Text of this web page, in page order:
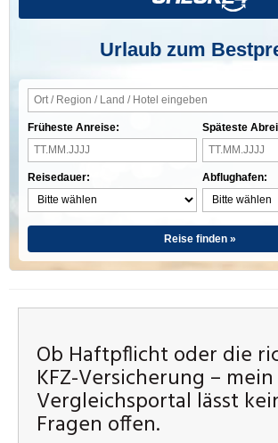
Urlaub zum
Früheste Anreise:
Reisedauer:
Späteste
Abflughafen:
Reise finden »
Ob Haftpflicht oder die
KFZ-Versicherung – mein
Vergleichsportal lässt
Fragen offen.